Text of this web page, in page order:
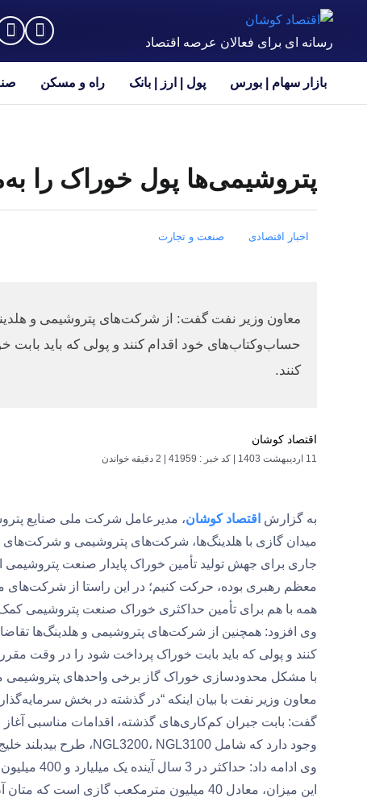
رسانه ای برای فعالان عرصه اقتصاد
بازار سهام | بورس پول | ارز | بانک راه و مسکن
پتروشیمی‌ها پول خوراک را
اخبار اقتصادی صنعت و تجارت
معاون وزیر نفت گفت: از شرکت‌های پتروشیمی و
حساب‌وکتاب‌های خود اقدام کنند و پولی که باید
کنند.
اقتصاد کوشان
11 اردیبهشت 1403 | کد خبر : 41959 | 2 دقیقه خواندن
به گزارش اقتصاد کوشان
میدان گازی با هلدینگ‌ها، شرکت‌های پتروشیمی و
جاری برای جهش تولید تأمین خوراک پایدار صنعت
معظم رهبری بوده، حرکت کنیم؛ در این راستا از
همه با هم برای تأمین حداکثری خوراک صنعت پتروشیمی
وی افزود: همچنین از شرکت‌های پتروشیمی و هلدینگ‌ها
کنند و پولی که باید بابت خوراک پرداخت شود را در وقت
با مشکل محدودسازی خوراک گاز برخی واحدهای پتروشیمی
معاون وزیر نفت با بیان اینکه “در گذشته در بخش
وجود دارد که شامل NGL3200، NGL3100، طرح بیدبلند خلیج فارس و طرح بهینة سازی تأسیسات مارون است.
وی ادامه